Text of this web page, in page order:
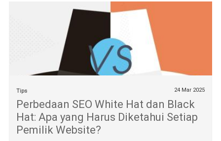
Tips 24 Mar 2025
Perbedaan SEO White Hat dan Black
Hat: Apa yang Harus Diketahui Setiap
Pemilik Website?